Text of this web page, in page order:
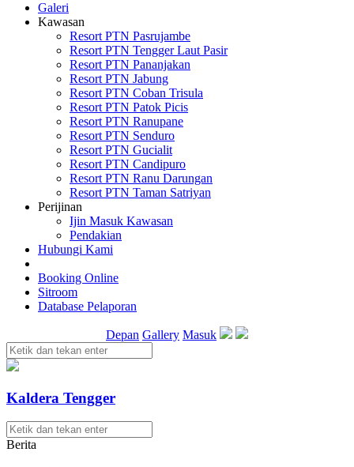
Galeri
Kawasan
Resort PTN Pasrujambe
Resort PTN Tengger Laut Pasir
Resort PTN Pananjakan
Resort PTN Jabung
Resort PTN Coban Trisula
Resort PTN Patok Picis
Resort PTN Ranupane
Resort PTN Senduro
Resort PTN Gucialit
Resort PTN Candipuro
Resort PTN Ranu Darungan
Resort PTN Taman Satriyan
Perijinan
Ijin Masuk Kawasan
Pendakian
Hubungi Kami
Booking Online
Sitroom
Database Pelaporan
Depan Gallery Masuk
Kaldera Tengger
Berita